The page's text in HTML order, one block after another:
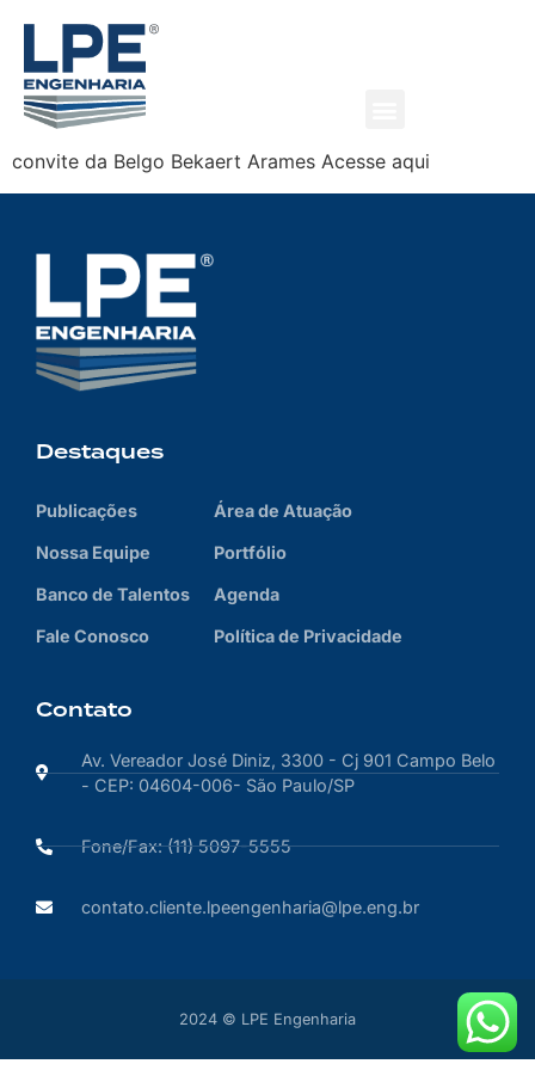
Visita Técnica ao México
Data: Maio de 2018 Visita técnica do eng. Wagner
Gasparetto ao Megapark Parque Logístico (México) a
convite da Belgo Bekaert Arames Acesse aqui
Destaques
Publicações
Nossa Equipe
Banco de Talentos
Fale Conosco
Área de Atuação
Portfólio
Agenda
Política de Privacidade
Contato
Av. Vereador José Diniz, 3300 - Cj 901 Campo Belo
- CEP: 04604-006- São Paulo/SP
Fone/Fax: (11) 5097-5555
contato.cliente.lpeengenharia@lpe.eng.br
2024 © LPE Engenharia